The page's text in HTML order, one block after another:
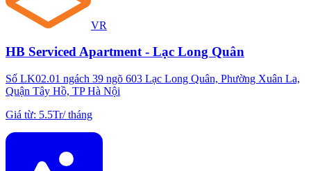
VR
HB Serviced Apartment - Lạc Long Quân
Số LK02.01 ngách 39 ngõ 603 Lạc Long Quân, Phường Xuân La,
Quận Tây Hồ, TP Hà Nội
Giá từ: 5.5Tr/tháng